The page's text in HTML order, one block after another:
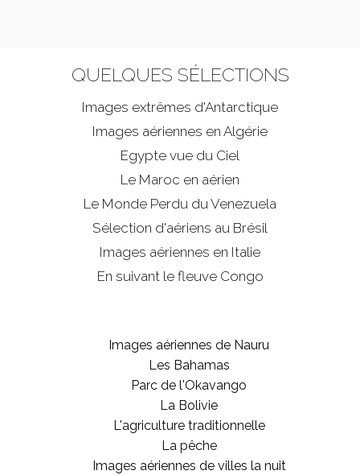
QUELQUES SÉLECTIONS
Images extrêmes d'Antarctique
Images aériennes en Algérie
Egypte vue du Ciel
Le Maroc en aérien
Le Monde Perdu du Venezuela
Sélection d'aériens au Brésil
Images aériennes en Italie
En suivant le fleuve Congo
Images aériennes de Nauru
Les Bahamas
Parc de l'Okavango
La Bolivie
L'agriculture traditionnelle
La pêche
Images aériennes de villes la nuit